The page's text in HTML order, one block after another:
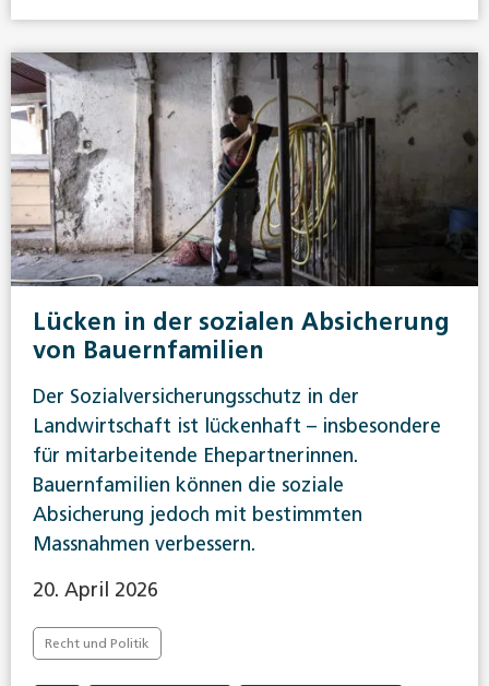
Lücken in der sozialen Absicherung
von Bauernfamilien
Der Sozialversicherungsschutz in der
Landwirtschaft ist lückenhaft – insbesondere
für mitarbeitende Ehepartnerinnen.
Bauernfamilien können die soziale
Absicherung jedoch mit bestimmten
Massnahmen verbessern.
20. April 2026
Recht und Politik